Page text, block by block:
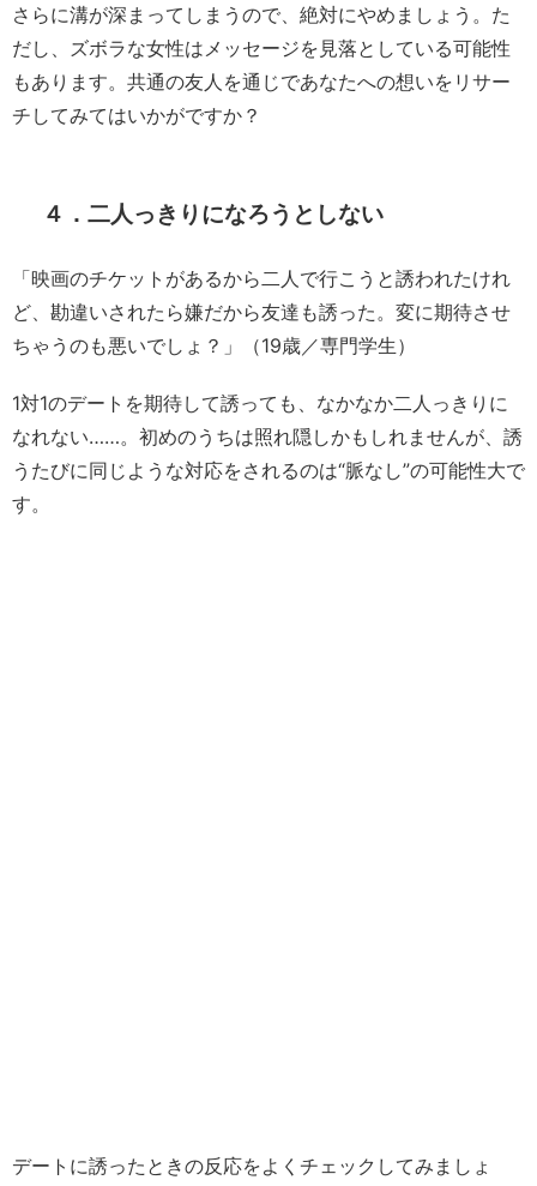
さらに溝が深まってしまうので、絶対にやめましょう。た
だし、ズボラな女性はメッセージを見落としている可能性
もあります。共通の友人を通じであなたへの想いをリサー
チしてみてはいかがですか？
４．二人っきりになろうとしない
「映画のチケットがあるから二人で行こうと誘われたけれ
ど、勘違いされたら嫌だから友達も誘った。変に期待させ
ちゃうのも悪いでしょ？」（19歳／専門学生）
1対1のデートを期待して誘っても、なかなか二人っきりに
なれない……。初めのうちは照れ隠しかもしれませんが、誘
うたびに同じような対応をされるのは“脈なし”の可能性大で
す。
デートに誘ったときの反応をよくチェックしてみましょ